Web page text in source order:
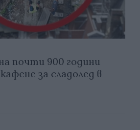
почти 900 години
за сладолед в